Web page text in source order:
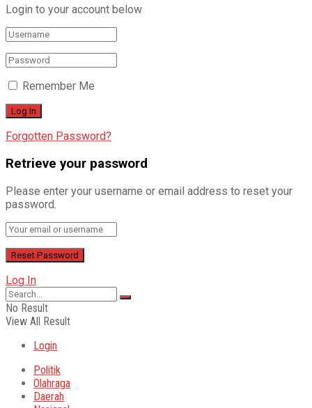
Login to your account below
Remember Me
Forgotten Password?
Retrieve your password
Please enter your username or email address to reset your
password.
Log In
No Result
View All Result
Login
Politik
Olahraga
Daerah